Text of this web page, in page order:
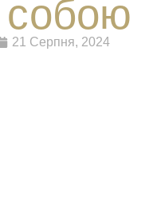
собою
21 Серпня, 2024